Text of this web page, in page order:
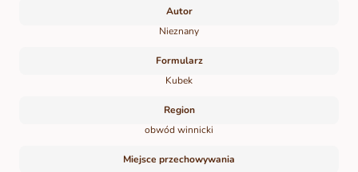
Autor
Nieznany
Formularz
Kubek
Region
obwód winnicki
Miejsce przechowywania